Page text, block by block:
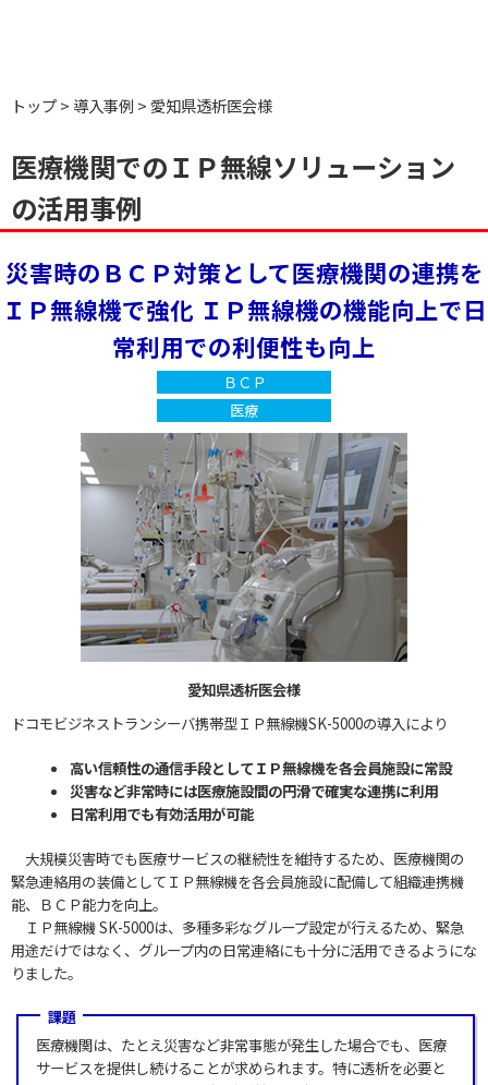
トップ 導入事例 愛知県透析医会様
医療機関でのＩＰ無線ソリューション
の活用事例
災害時のＢＣＰ対策として医療機関の連携を
ＩＰ無線機で強化 ＩＰ無線機の機能向上で日
常利用での利便性も向上
ＢＣＰ
医療
愛知県透析医会様
ドコモビジネストランシーバ携帯型ＩＰ無線機SK-5000の導入により
高い信頼性の通信手段としてＩＰ無線機を各会員施設に常設
災害など非常時には医療施設間の円滑で確実な連携に利用
日常利用でも有効活用が可能
大規模災害時でも医療サービスの継続性を維持するため、医療機関の
緊急連絡用の装備としてＩＰ無線機を各会員施設に配備して組織連携機
能、ＢＣＰ能力を向上。
ＩＰ無線機 SK-5000は、多種多彩なグループ設定が行えるため、緊急
用途だけではなく、グループ内の日常連絡にも十分に活用できるようにな
りました。
課題
医療機関は、たとえ災害など非常事態が発生した場合でも、医療
サービスを提供し続けることが求められます。特に透析を必要と